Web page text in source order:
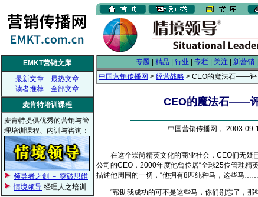
EMKT营销文库
最新文章
最热文章
读者推荐
全部文章
麦肯特培训课程
麦肯特提供优秀的营销与管
理培训课程、内训与咨询：
领导者之剑 － 突破思维
情境领导 经理人之培训
专题 精品 行业 专栏 关注 新营销
中国营销传播网 > 经营战略 > CEO的魔法石——评
CEO的魔法石——评
中国营销传播网， 2003-09-
在这个崇尚精英文化的商业社会，CEO们无疑已
公司的CEO，2000年度他曾位居“全球25位管理精
描述他周围的一切，“他拥有8匹纯种马，这些马
“帮助我成功的可不是这些马，你们别忘了，那